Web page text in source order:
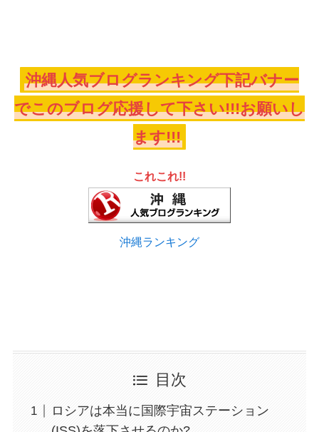
沖縄人気ブログランキング下記バナー
でこのブログ応援して下さい!!!お願いし
ます!!!
これこれ!!
沖縄ランキング
目次
ロシアは本当に国際宇宙ステーション